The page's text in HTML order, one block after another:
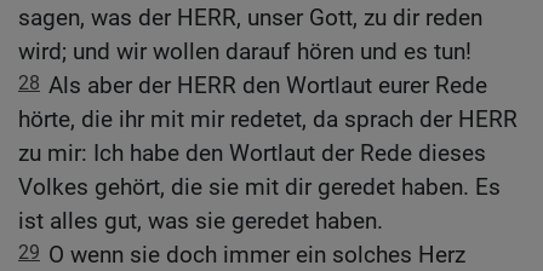
sagen, was der HERR, unser Gott, zu dir reden
wird; und wir wollen darauf hören und es tun!
28 Als aber der HERR den Wortlaut eurer Rede
hörte, die ihr mit mir redetet, da sprach der HERR
zu mir: Ich habe den Wortlaut der Rede dieses
Volkes gehört, die sie mit dir geredet haben. Es
ist alles gut, was sie geredet haben.
29 O wenn sie doch immer ein solches Herz